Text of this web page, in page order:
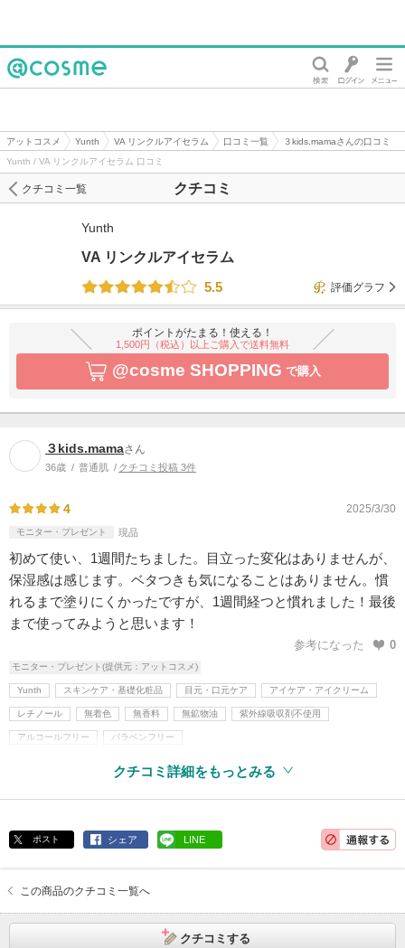
アットコスメ Yunth VA リンクルアイセラム 口コミ一覧
３kids.mamaさんの口コミ
Yunth / VA リンクルアイセラム 口コミ
クチコミ
クチコミ一覧
Yunth
VA リンクルアイセラム
5.5
評価グラフ
ポイントがたまる！使える！
1,500円（税込）以上ご購入で送料無料
@cosme SHOPPING で購入
３kids.mamaさん
36歳 普通肌 クチコミ投稿 3件
4 2025/3/30
モニター・プレゼント 現品
初めて使い、1週間たちました。目立った変化はありませんが、
保湿感は感じます。ベタつきも気になることはありません。慣
れるまで塗りにくかったですが、1週間経つと慣れました！最後
まで使ってみようと思います！
参考になった 0
モニター・プレゼント(提供元：アットコスメ)
Yunth スキンケア・基礎化粧品 目元・口元ケア アイケア・アイクリーム
レチノール 無着色 無香料 無鉱物油 紫外線吸収剤不使用
アルコールフリー パラベンフリー
クチコミ詳細をもっとみる
ポスト シェア LINE
この商品のクチコミ一覧へ
クチコミする